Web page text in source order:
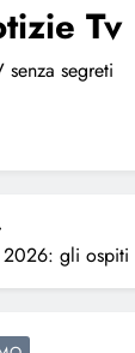
Tv
senza segreti
2026: gli ospiti